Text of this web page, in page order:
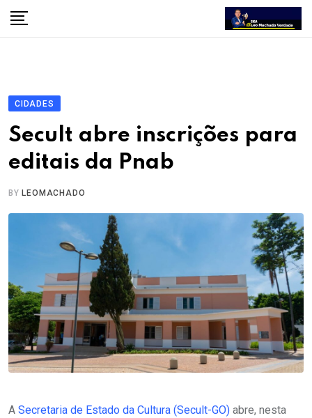
Skip
CIDADES
Secult abre inscrições para
editais da Pnab
BYLEOMACHADO
A Secretaria de Estado da Cultura (Secult-GO) abre, nesta